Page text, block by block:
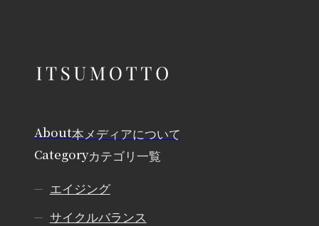
本メディアについて
About
カテゴリ一覧
Category
エイジング
サイクルバランス